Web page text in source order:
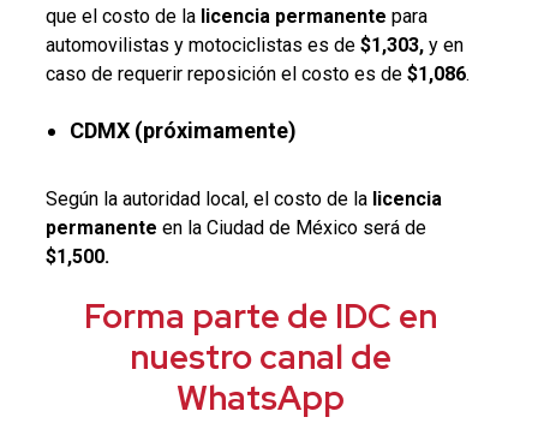
que el costo de la licencia permanente para
automovilistas y motociclistas es de $1,303,y en
caso de requerir reposición el costo es de $1,086.
CDMX (próximamente)
Según la autoridad local, el costo de la licencia
permanente en la Ciudad de México será de
$1,500.
Forma parte de IDC en
nuestro canal de
WhatsApp